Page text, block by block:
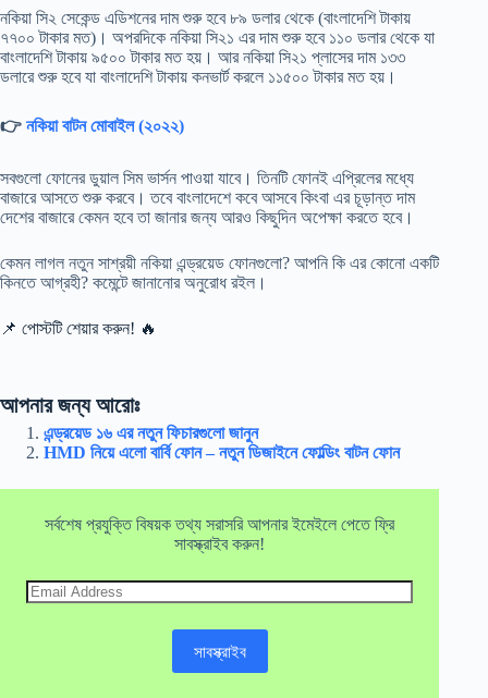
নকিয়া সি২ সেকেন্ড এডিশনের দাম শুরু হবে ৮৯ ডলার থেকে (বাংলাদেশি টাকায়
৭৭০০ টাকার মত)। অপরদিকে নকিয়া সি২১ এর দাম শুরু হবে ১১০ ডলার থেকে যা
বাংলাদেশি টাকায় ৯৫০০ টাকার মত হয়। আর নকিয়া সি২১ প্লাসের দাম ১৩৩
ডলারে শুরু হবে যা বাংলাদেশি টাকায় কনভার্ট করলে ১১৫০০ টাকার মত হয়।
👉 নকিয়া বাটন মোবাইল (২০২২)
সবগুলো ফোনের ডুয়াল সিম ভার্সন পাওয়া যাবে। তিনটি ফোনই এপ্রিলের মধ্যে
বাজারে আসতে শুরু করবে। তবে বাংলাদেশে কবে আসবে কিংবা এর চূড়ান্ত দাম
দেশের বাজারে কেমন হবে তা জানার জন্য আরও কিছুদিন অপেক্ষা করতে হবে।
কেমন লাগল নতুন সাশ্রয়ী নকিয়া এন্ড্রয়েড ফোনগুলো? আপনি কি এর কোনো একটি
কিনতে আগ্রহী? কমেন্টে জানানোর অনুরোধ রইল।
📌 পোস্টটি শেয়ার করুন! 🔥
আপনার জন্য আরোঃ
এন্ড্রয়েড ১৬ এর নতুন ফিচারগুলো জানুন
HMD নিয়ে এলো বার্বি ফোন – নতুন ডিজাইনে ফোল্ডিং বাটন ফোন
সর্বশেষ প্রযুক্তি বিষয়ক তথ্য সরাসরি আপনার ইমেইলে পেতে ফ্রি
সাবস্ক্রাইব করুন!
Email
Address
সাবস্ক্রাইব